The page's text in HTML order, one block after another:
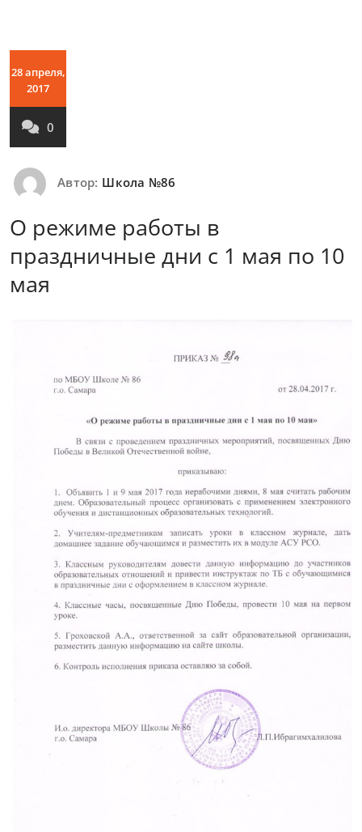
28 апреля,
2017
0
Автор: Школа №86
О режиме работы в
праздничные дни с 1 мая по 10
мая